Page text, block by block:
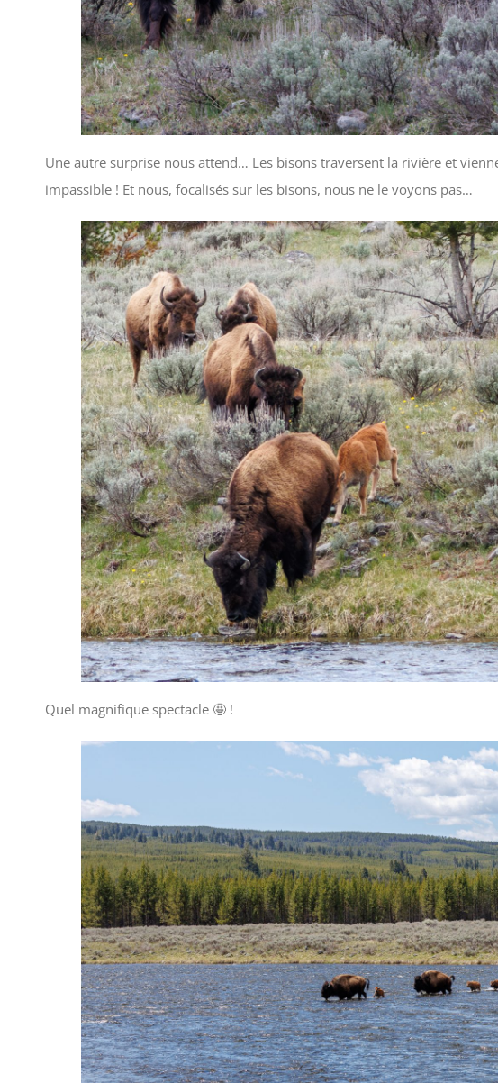
Une autre surprise nous attend… Les bisons traversent la rivière et
impassible ! Et nous, focalisés sur les bisons, nous ne le voyons pas…
Quel magnifique spectacle 🤩 !